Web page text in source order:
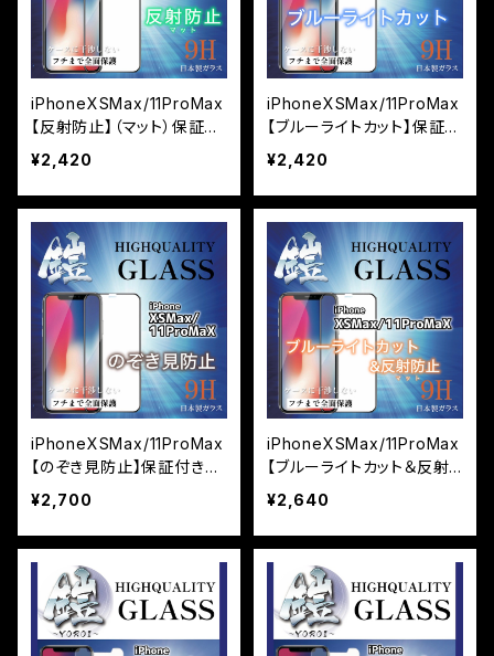
iPhoneXSMax/11ProMax
【反射防止】（マット）保証付
きガラスフィルム『鎧』全面
フルカバー
¥2,420
iPhoneXSMax/11ProMax
【ブルーライトカット】保証付
きガラスフィルム『鎧』全面
フルカバー
¥2,420
iPhoneXSMax/11ProMax
【のぞき見防止】保証付きガ
ラスフィルム『鎧』全面フル
カバー ¥2,970 税込
¥2,700
iPhoneXSMax/11ProMax
【ブルーライトカット＆反射
防止】（マット）保証付きガラ
スフィルム『鎧』全面フルカ
バー
¥2,640